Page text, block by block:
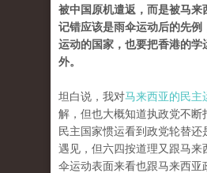
被中国原机遣返，而是被马来
记错应该是雨伞运动后的先例
运动的国家，也要把香港的学
外。
坦白说，我对马来西亚的民主
解，但也大概知道执政党不断
民主国家惯运看到政党轮替还
遇见，但六四按道理又跟马来
伞运动表面来看也跟马来西亚